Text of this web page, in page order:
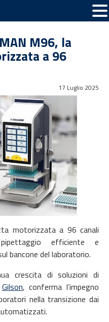
M96, la
a 96
17 Luglio 2025
motorizzata a 96 canali
efficiente e
bancone del laboratorio.
crescita di soluzioni di
Gilson, conferma l’impegno
nella transizione dai